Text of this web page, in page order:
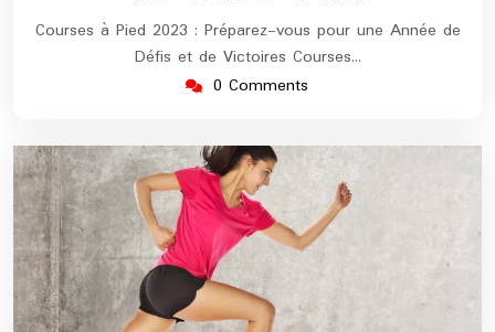
Courses à Pied 2023 : Préparez-vous pour une Année de
Défis et de Victoires Courses…
0 Comments